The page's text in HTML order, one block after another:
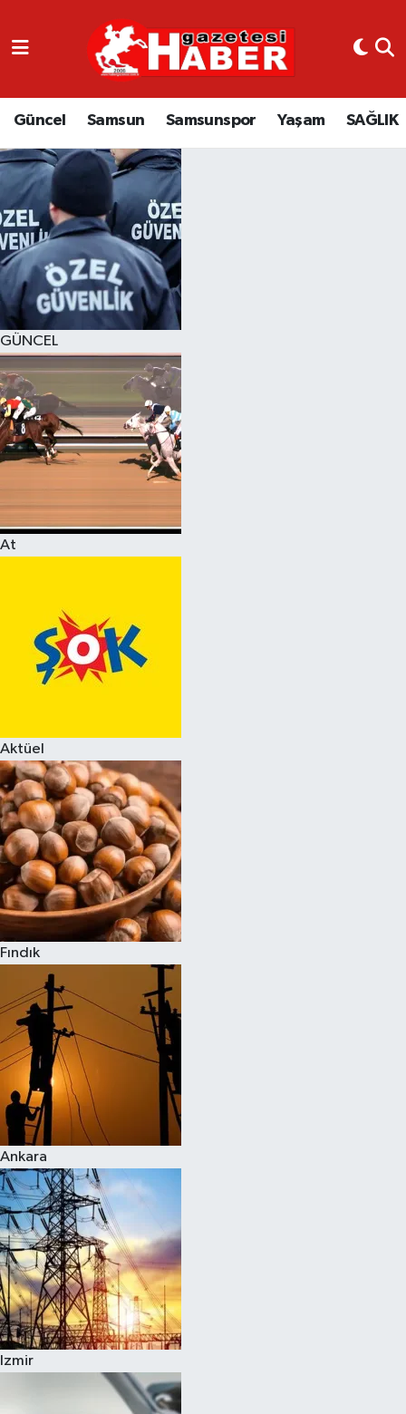
Güncel Samsun Samsunspor Yaşam SAĞLIK
GÜNCEL
At
Aktüel
Fındık
Ankara
Izmir
GÜNCEL
SAMSUN
SAMSUNSPOR
EKONOMİ
YAŞAM